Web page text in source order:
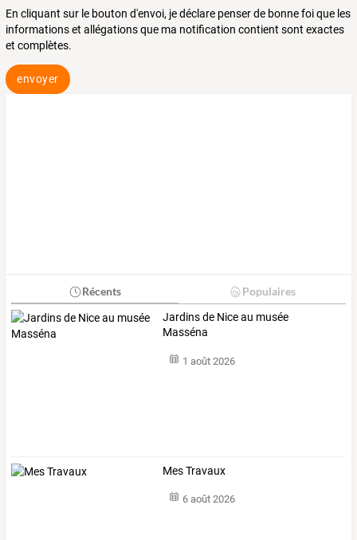
En cliquant sur le bouton d'envoi, je déclare penser de bonne foi que les
informations et allégations que ma notification contient sont exactes
et complètes.
envoyer
Récents Populaires
Jardins de Nice au musée
Masséna
1 août 2026
Mes Travaux
6 août 2026